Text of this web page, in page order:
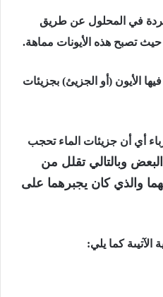
في المحلول عن طریق
حیث تصبح ھذه الأیونات مماھة.
الأیون (أو الجزیئ) بجزیئات
أي أن جزیئات الماء تحجب
وبالتالي تقلل من
والذي كان یجبرھما على
كما يلي: